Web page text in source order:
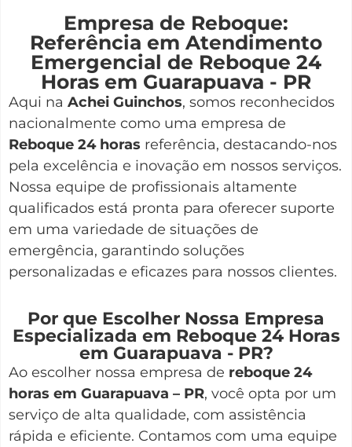
Empresa de Reboque:
Referência em Atendimento
Emergencial de Reboque 24
Horas em Guarapuava - PR
Aqui na Achei Guinchos, somos reconhecidos
nacionalmente como uma empresa de
Reboque 24 horas referência, destacando-nos
pela excelência e inovação em nossos serviços.
Nossa equipe de profissionais altamente
qualificados está pronta para oferecer suporte
em uma variedade de situações de
emergência, garantindo soluções
personalizadas e eficazes para nossos clientes.
Por que Escolher Nossa Empresa
Especializada em Reboque 24 Horas
em Guarapuava - PR?
Ao escolher nossa empresa de reboque 24
horas em Guarapuava – PR, você opta por um
serviço de alta qualidade, com assistência
rápida e eficiente. Contamos com uma equipe